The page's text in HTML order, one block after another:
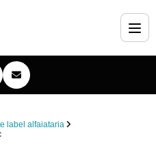
label alfaiataria